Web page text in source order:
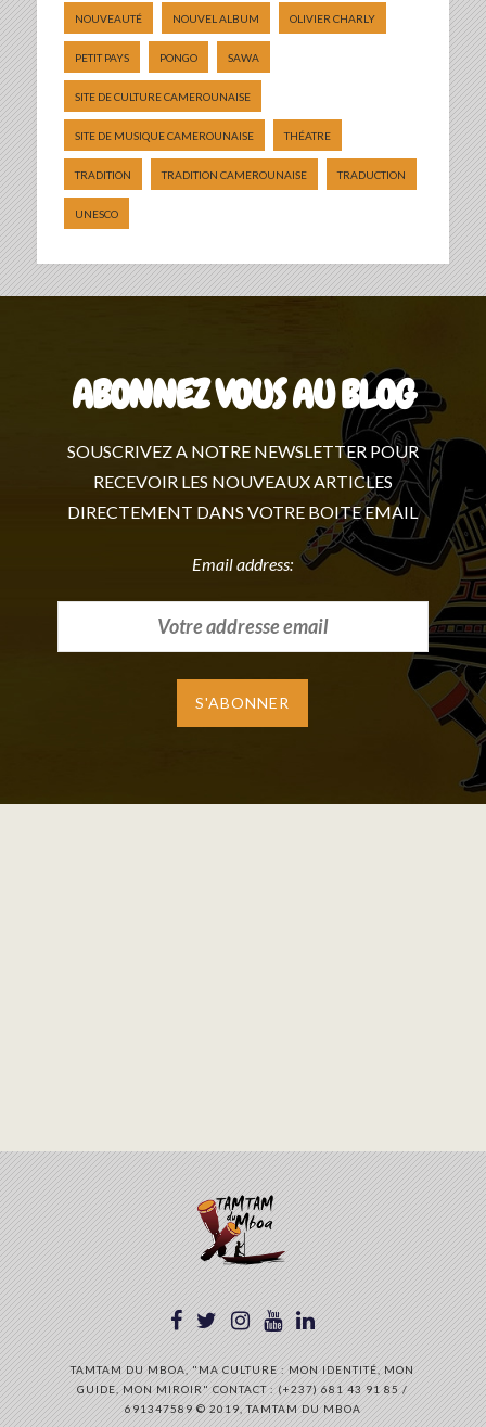
NOUVEAUTÉ NOUVEL ALBUM OLIVIER CHARLY
PETIT PAYS PONGO SAWA
SITE DE CULTURE CAMEROUNAISE
SITE DE MUSIQUE CAMEROUNAISE THÉATRE
TRADITION TRADITION CAMEROUNAISE TRADUCTION
UNESCO
ABONNEZ VOUS AU BLOG
SOUSCRIVEZ A NOTRE NEWSLETTER POUR
RECEVOIR LES NOUVEAUX ARTICLES
DIRECTEMENT DANS VOTRE BOITE EMAIL
Email address:
TAMTAM DU MBOA, "MA CULTURE : MON IDENTITÉ, MON
GUIDE, MON MIROIR" CONTACT : (+237) 681 43 91 85 /
691347589 © 2019, TAMTAM DU MBOA